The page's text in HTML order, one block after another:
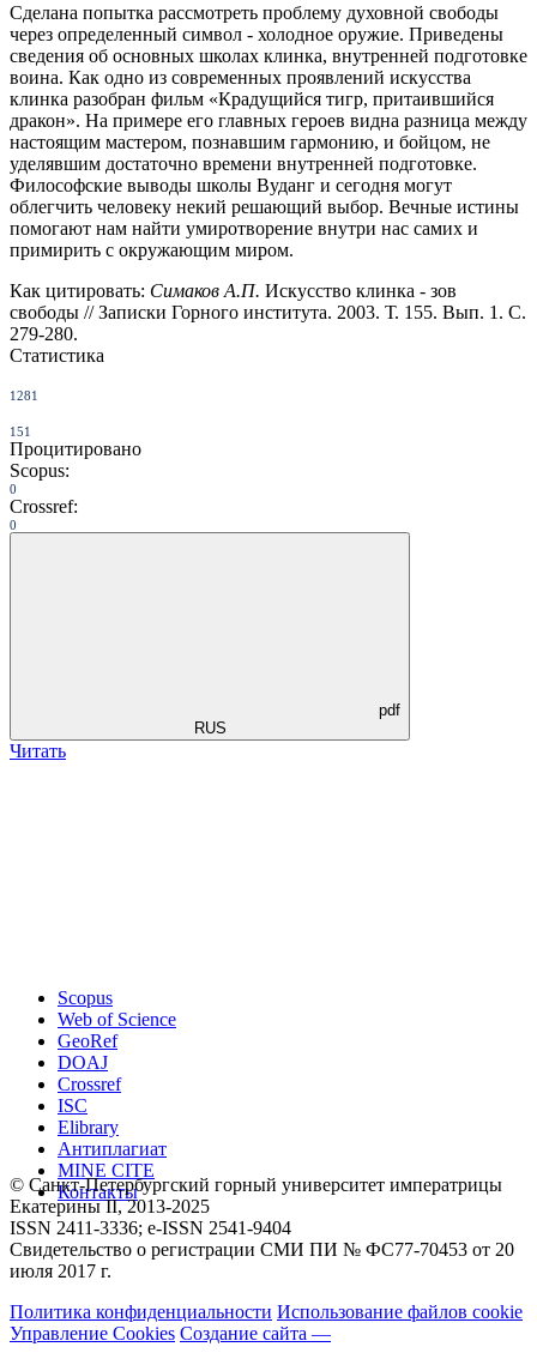
Сделана попытка рассмотреть проблему духовной свободы
через определенный сим­вол - холодное оружие. Приведены
сведения об основных школах клинка, внутренней под­готовке
воина. Как одно из современных проявлений искусства
клинка разобран фильм «Крадущийся тигр, притаившийся
дракон». На примере его главных героев видна разница между
настоя­щим мастером, познавшим гармонию, и бойцом, не
уделявшим достаточно времени внут­ренней подготовке.
Философские выводы школы Вуданг и сегодня могут
облегчить челове­ку некий решающий выбор. Вечные истины
помогают нам найти умиротворение внутри нас самих и
примирить с окружающим миром.
Как цитировать: Симаков А.П. Искусство клинка - зов
свободы // Записки Горного института. 2003. Т. 155. Вып. 1. С.
279-280.
Статистика
1281
151
Процитировано
Scopus:
0
Crossref:
0
pdf
RUS
Читать
Scopus
Web of Science
GeoRef
DOAJ
Crossref
ISC
Elibrary
Антиплагиат
MINE CITE
Контакты
© Санкт-Петербургский горный университет императрицы
Екатерины ΙΙ, 2013-2025
ISSN 2411-3336; e-ISSN 2541-9404
Свидетельство о регистрации СМИ ПИ № ФС77-70453 от 20
июля 2017 г.
Политика конфиденциальности Использование файлов cookie
Управление Cookies Создание сайта —